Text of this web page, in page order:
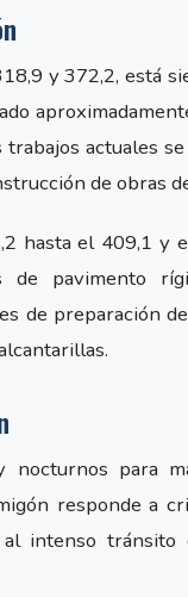
y 372,2, está
actuales
de obras
hasta el 409,1 y
de pavimento
de preparación
para
responde a
intenso tránsito